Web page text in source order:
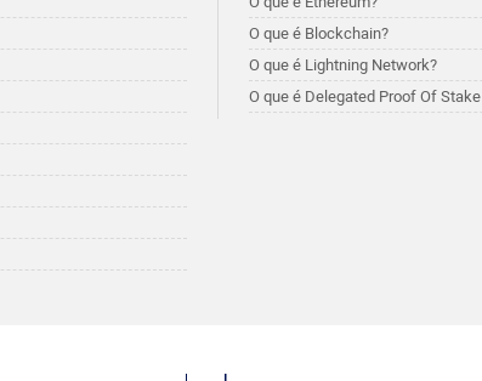
O que é Blockchain?
O que é Lightning Network?
O que é Delegated Proof Of Stake